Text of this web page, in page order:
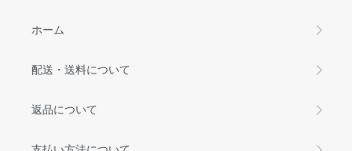
ホーム
配送・送料について
返品について